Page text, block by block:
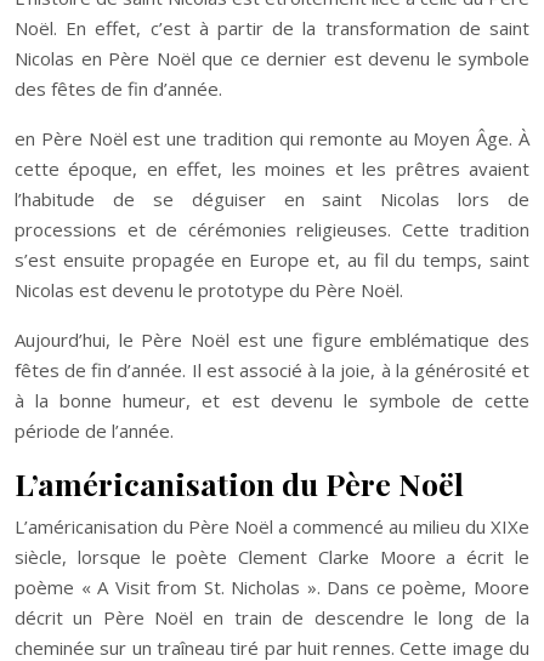
Noël. En effet, c’est à partir de la transformation de saint
Nicolas en Père Noël que ce dernier est devenu le symbole
des fêtes de fin d’année.
en Père Noël est une tradition qui remonte au Moyen Âge. À
cette époque, en effet, les moines et les prêtres avaient
l’habitude de se déguiser en saint Nicolas lors de
processions et de cérémonies religieuses. Cette tradition
s’est ensuite propagée en Europe et, au fil du temps, saint
Nicolas est devenu le prototype du Père Noël.
Aujourd’hui, le Père Noël est une figure emblématique des
fêtes de fin d’année. Il est associé à la joie, à la générosité et
à la bonne humeur, et est devenu le symbole de cette
période de l’année.
L’américanisation du Père Noël
L’américanisation du Père Noël a commencé au milieu du XIXe
siècle, lorsque le poète Clement Clarke Moore a écrit le
poème « A Visit from St. Nicholas ». Dans ce poème, Moore
décrit un Père Noël en train de descendre le long de la
cheminée sur un traîneau tiré par huit rennes. Cette image du